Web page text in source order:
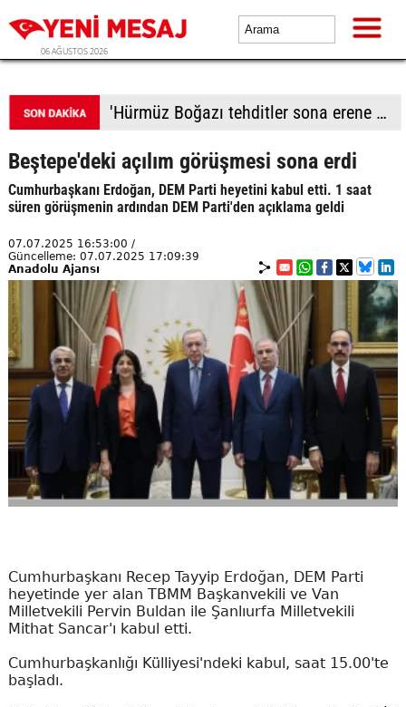
06 AĞUSTOS 2026
'Hürmüz Boğazı tehditler sona erene kadar kapalı kalacak'
Beştepe'deki açılım görüşmesi sona erdi
Cumhurbaşkanı Erdoğan, DEM Parti heyetini kabul etti. 1 saat
süren görüşmenin ardından DEM Parti'den açıklama geldi
07.07.2025 16:53:00 /
Güncelleme: 07.07.2025 17:09:39
Anadolu Ajansı
Cumhurbaşkanı Recep Tayyip Erdoğan, DEM Parti
heyetinde yer alan TBMM Başkanvekili ve Van
Milletvekili Pervin Buldan ile Şanlıurfa Milletvekili
Mithat Sancar'ı kabul etti.
Cumhurbaşkanlığı Külliyesi'ndeki kabul, saat 15.00'te
başladı.